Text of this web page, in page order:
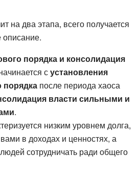
на два этапа, всего получается
описание.
порядка и консолидация
сустановления
порядка после периода хаоса
власти сильными и
.
низким уровнем долга,
в доходах и ценностях, а
сотрудничать ради общего